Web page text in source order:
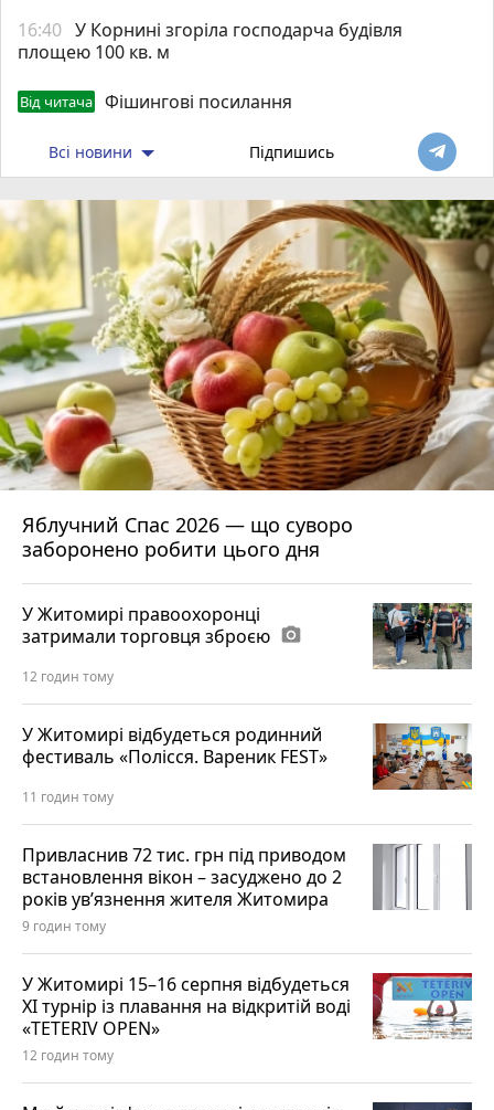
16:40 У Корнині згоріла господарча будівля
площею 100 кв. м
Від читача Фішингові посилання
Всі новини Підпишись
Яблучний Спас 2026 — що суворо
заборонено робити цього дня
У Житомирі правоохоронці
затримали торговця зброєю photo_camera
12 годин тому
У Житомирі відбудеться родинний
фестиваль «Полісся. Вареник FEST»
11 годин тому
Привласнив 72 тис. грн під приводом
встановлення вікон – засуджено до 2
років ув’язнення жителя Житомира
9 годин тому
У Житомирі 15–16 серпня відбудеться
XI турнір із плавання на відкритій воді
«TETERIV OPEN»
12 годин тому